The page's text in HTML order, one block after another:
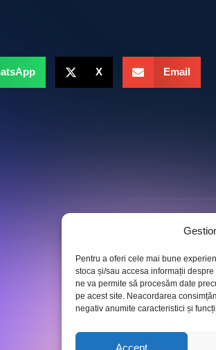
Pentru a oferi cele mai bune
stoca și/sau accesa informații
ne va permite să procesăm date
pe acest site. Neacordarea
negativ anumite caracteristici și
Accept
X Email
Strada
Tel: